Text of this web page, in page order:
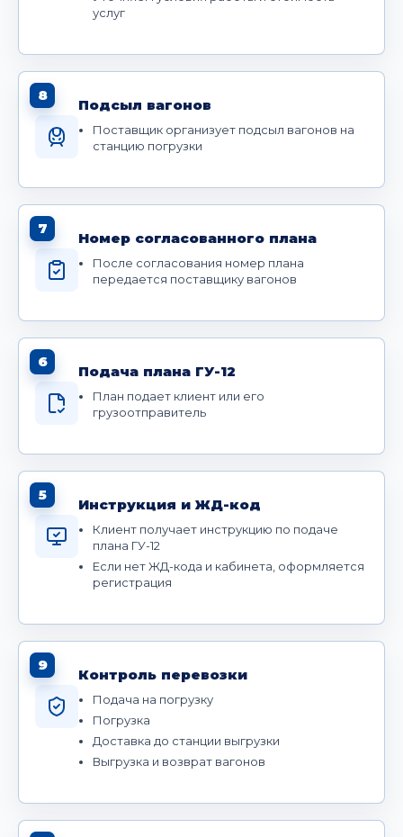
услуг
8
Подсыл вагонов
Поставщик организует подсыл вагонов на
станцию погрузки
7
Номер согласованного плана
После согласования номер плана
передается поставщику вагонов
6
Подача плана ГУ-12
План подает клиент или его
грузоотправитель
5
Инструкция и ЖД-код
Клиент получает инструкцию по подаче
плана ГУ-12
Если нет ЖД-кода и кабинета, оформляется
регистрация
9
Контроль перевозки
Подача на погрузку
Погрузка
Доставка до станции выгрузки
Выгрузка и возврат вагонов